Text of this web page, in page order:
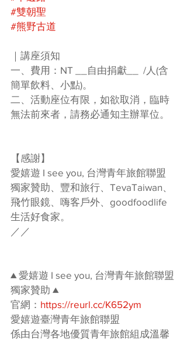
#雙朝聖
#熊野古道
｜講座須知
一、費用：NT __自由捐獻__  /人(含
簡單飲料、小點)。
二、活動座位有限，如欲取消，臨時
無法前來者，請務必通知主辦單位。
【感謝】
愛嬉遊 I see you, 台灣青年旅館聯盟
獨家贊助、豐和旅行、TevaTaiwan、
飛竹眼鏡、嗨客戶外、goodfoodlife
生活好食家。
／／
▲ 愛嬉遊 I see you, 台灣青年旅館聯盟
獨家贊助 ▲
官網： https://reurl.cc/K652ym
愛嬉遊臺灣青年旅館聯盟
係由台灣各地優質青年旅館組成溫馨